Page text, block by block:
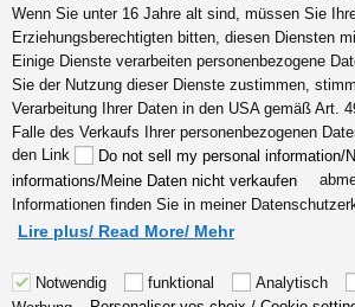
Schreiben Sie mir ein
Dankeschön (-:
Wenn Sie unter 16 Jahre alt sind, müssen Sie
Erziehungsberechtigten bitten, diesen Diensten
Einige Dienste verarbeiten personenbezogene
Sie der Nutzung dieser Dienste zustimmen,
Verarbeitung Ihrer Daten in den USA gemäß Art.
Falle des Verkaufs Ihrer personenbezogenen
den Link
Do not sell my personal information/
informations/Meine Daten nicht verkaufen
Informationen finden Sie in meiner
Lire plus/ Read More/ Mehr
Notwendig funktional
Analytisch